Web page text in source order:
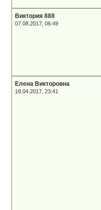
Виктория 888
07.08.2017, 06:49
Елена Викторовна
18.04.2017, 23:41